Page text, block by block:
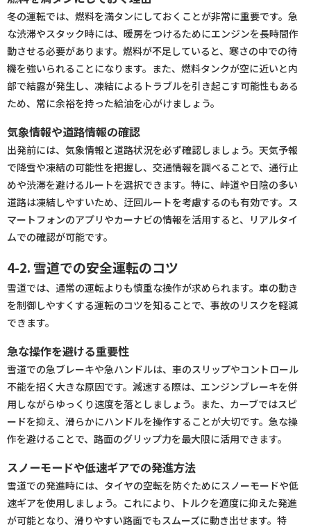
冬の運転では、燃料を満タンにしておくことが非常に重要です。急
な渋滞やスタック時には、暖房をつけるためにエンジンを長時間作
動させる必要があります。燃料が不足していると、寒さの中での待
機を強いられることになります。また、燃料タンクが空に近いと内
部で結露が発生し、凍結によるトラブルを引き起こす可能性もある
ため、常に余裕を持った給油を心がけましょう。
気象情報や道路情報の確認
出発前には、気象情報と道路状況を必ず確認しましょう。天気予報
で降雪や凍結の可能性を把握し、交通情報を調べることで、通行止
めや渋滞を避けるルートを選択できます。特に、峠道や日陰の多い
道路は凍結しやすいため、迂回ルートを考慮するのも有効です。ス
マートフォンのアプリやカーナビの情報を活用すると、リアルタイ
ムでの確認が可能です。
4-2. 雪道での安全運転のコツ
雪道では、通常の運転よりも慎重な操作が求められます。車の動き
を制御しやすくする運転のコツを知ることで、事故のリスクを軽減
できます。
急な操作を避ける重要性
雪道での急ブレーキや急ハンドルは、車のスリップやコントロール
不能を招く大きな原因です。減速する際は、エンジンブレーキを併
用しながらゆっくり速度を落としましょう。また、カーブではスピ
ードを抑え、滑らかにハンドルを操作することが大切です。急な操
作を避けることで、路面のグリップ力を最大限に活用できます。
スノーモードや低速ギアでの発進方法
雪道での発進時には、タイヤの空転を防ぐためにスノーモードや低
速ギアを使用しましょう。これにより、トルクを適度に抑えた発進
が可能となり、滑りやすい路面でもスムーズに動き出せます。特